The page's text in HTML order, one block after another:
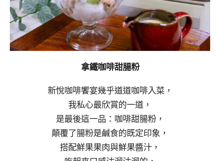
拿鐵咖啡甜腸粉
新悅咖啡饗宴幾乎道道咖啡入菜，
我私心最欣賞的一道，
是最後這一品：咖啡甜腸粉，
顛覆了腸粉是鹹食的既定印象，
搭配鮮果果肉與鮮果醬汁，